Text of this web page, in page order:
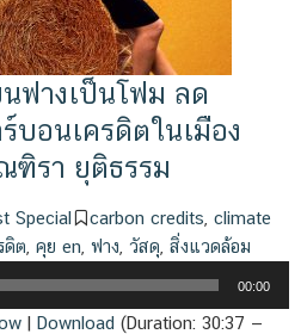
ฟางเป็นโฟม ลด
บอนเครดิตในเมือง
รา ยุติธรรม
Special carbon credits climate
ดิต คุย en ฟาง วัสดุ สิ่งแวดล้อม
00:00
| Download (Duration: 30:37 —